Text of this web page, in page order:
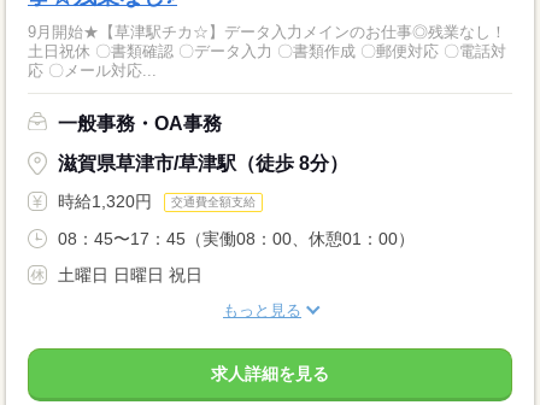
9月開始★【草津駅チカ☆】データ入力メインのお仕事◎残業なし！
土日祝休 〇書類確認 〇データ入力 〇書類作成 〇郵便対応 〇電話対
応 〇メール対応...
一般事務・OA事務
滋賀県草津市/草津駅（徒歩 8分）
時給1,320円 交通費全額支給
08：45〜17：45（実働08：00、休憩01：00）
土曜日 日曜日 祝日
もっと見る
求人詳細を見る